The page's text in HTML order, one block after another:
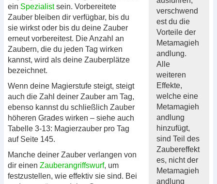
verschwend
est du die
Vorteile der
Metamagieh
andlung.
Alle
weiteren
Effekte,
welche eine
Metamagieh
andlung
hinzufügt,
sind Teil des
Zaubereffekt
es, nicht der
Metamagieh
andlung
ein Spezialistsein. Vorbereitete
Zauber bleiben dir verfügbar, bis du
sie wirkst oder bis du deine Zauber
erneut vorbereitest. Die Anzahl an
Zaubern, die du jeden Tag wirken
kannst, wird als deine Zauberplätze
bezeichnet.
Wenn deine Magierstufe steigt, steigt
auch die Zahl deiner Zauber am Tag,
ebenso kannst du schließlich Zauber
höheren Grades wirken – siehe auch
Tabelle 3-13: Magierzauber pro Tag
auf Seite 145.
Manche deiner Zauber verlangen von
dir einen Zauberangriffswurf, um
festzustellen, wie effektiv sie sind. Bei